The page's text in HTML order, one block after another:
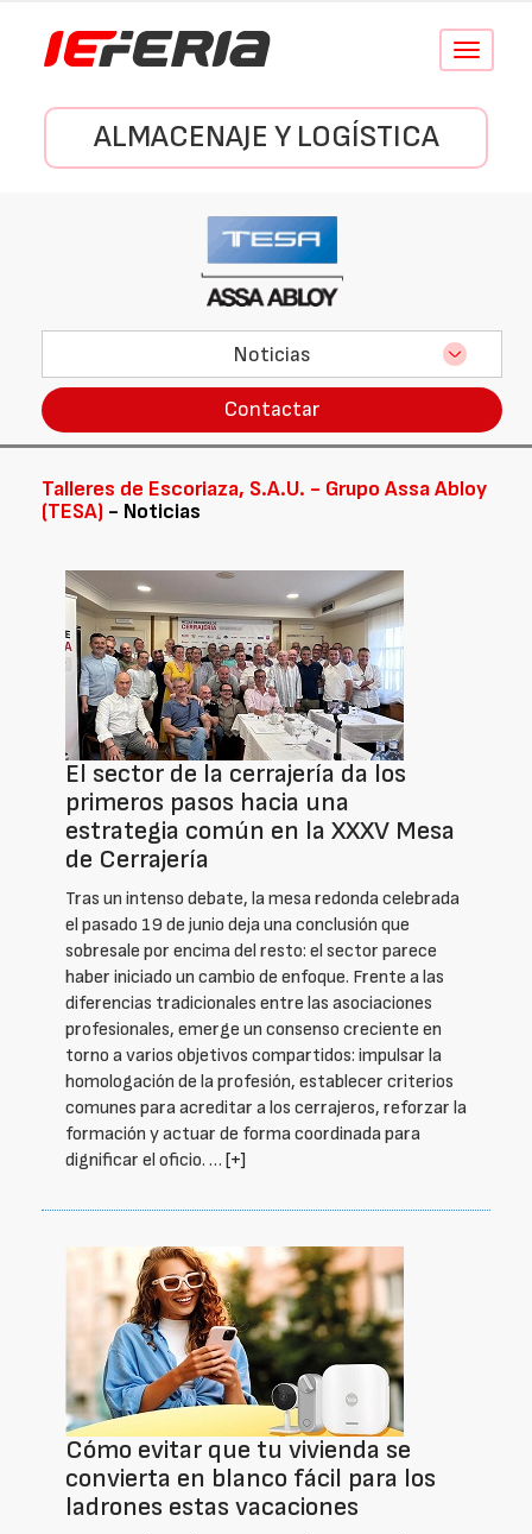
Conmutar
ALMACENAJE Y LOGÍSTICA
Noticias
Contactar
Talleres de Escoriaza, S.A.U. - Grupo Assa Abloy
(TESA) - Noticias
El sector de la cerrajería da los
primeros pasos hacia una
estrategia común en la XXXV Mesa
de Cerrajería
Tras un intenso debate, la mesa redonda celebrada
el pasado 19 de junio deja una conclusión que
sobresale por encima del resto: el sector parece
haber iniciado un cambio de enfoque. Frente a las
diferencias tradicionales entre las asociaciones
profesionales, emerge un consenso creciente en
torno a varios objetivos compartidos: impulsar la
homologación de la profesión, establecer criterios
comunes para acreditar a los cerrajeros, reforzar la
formación y actuar de forma coordinada para
dignificar el oficio. … [+]
Cómo evitar que tu vivienda se
convierta en blanco fácil para los
ladrones estas vacaciones